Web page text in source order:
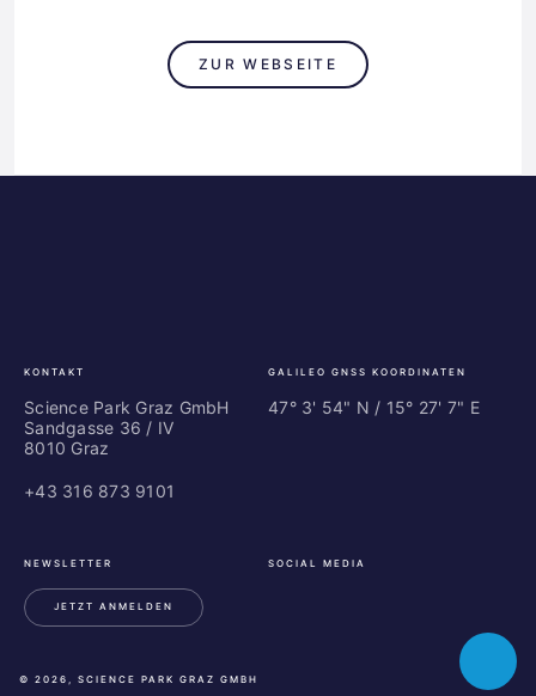
ZUR WEBSEITE
KONTAKT
Science Park Graz GmbH
Sandgasse 36 / IV
8010 Graz
+43 316 873 9101
GALILEO GNSS KOORDINATEN
47° 3' 54" N / ­15° 27' 7" E
NEWSLETTER
JETZT ANMELDEN
SOCIAL MEDIA
© 2026, SCIENCE PARK GRAZ GMBH
Toggle